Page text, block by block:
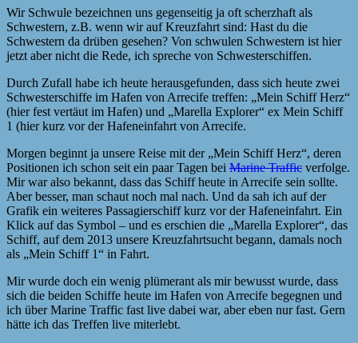
Wir Schwule bezeichnen uns gegenseitig ja oft scherzhaft als
Schwestern, z.B. wenn wir auf Kreuzfahrt sind: Hast du die
Schwestern da drüben gesehen? Von schwulen Schwestern ist hier
jetzt aber nicht die Rede, ich spreche von Schwesterschiffen.
Durch Zufall habe ich heute herausgefunden, dass sich heute zwei
Schwesterschiffe im Hafen von Arrecife treffen: „Mein Schiff Herz“
(hier fest vertäut im Hafen) und „Marella Explorer“ ex Mein Schiff
1 (hier kurz vor der Hafeneinfahrt von Arrecife.
Morgen beginnt ja unsere Reise mit der „Mein Schiff Herz“, deren
Positionen ich schon seit ein paar Tagen bei Marine Traffic verfolge.
Mir war also bekannt, dass das Schiff heute in Arrecife sein sollte.
Aber besser, man schaut noch mal nach. Und da sah ich auf der
Grafik ein weiteres Passagierschiff kurz vor der Hafeneinfahrt. Ein
Klick auf das Symbol – und es erschien die „Marella Explorer“, das
Schiff, auf dem 2013 unsere Kreuzfahrtsucht begann, damals noch
als „Mein Schiff 1“ in Fahrt.
Mir wurde doch ein wenig plümerant als mir bewusst wurde, dass
sich die beiden Schiffe heute im Hafen von Arrecife begegnen und
ich über Marine Traffic fast live dabei war, aber eben nur fast. Gern
hätte ich das Treffen live miterlebt.